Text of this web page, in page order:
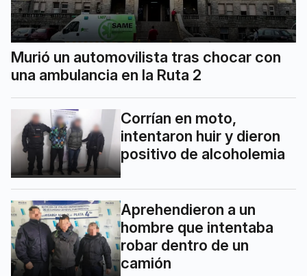
Murió un automovilista tras chocar con
una ambulancia en la Ruta 2
Corrían en moto,
intentaron huir y dieron
positivo de alcoholemia
Aprehendieron a un
hombre que intentaba
robar dentro de un
camión